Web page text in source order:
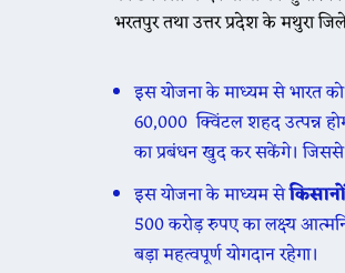
भरतपुर तथा उत्तर प्रदेश के मथुरा
इस योजना के माध्यम से भारत
60,000 क्विंटल शहद उत्पन्न
का प्रबंधन खुद कर सकेंगे।
इस योजना के माध्यम से
500 करोड़ रुपए का लक्ष्य
बड़ा महत्वपूर्ण योगदान रहेगा।